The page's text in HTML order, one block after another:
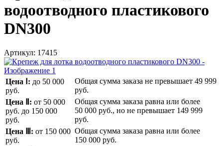
водоотводного пластикового
DN300
Артикул: 17415
Цена Ⅰ: до 50 000
руб.
Общая сумма заказа не превышает 49 999
руб.
Цена Ⅱ: от 50 000
руб. до 150 000
руб.
Общая сумма заказа равна или более
50 000 руб., но не превышает 149 999
руб.
Цена Ⅲ: от 150 000
руб.
Общая сумма заказа равна или более
150 000 руб.